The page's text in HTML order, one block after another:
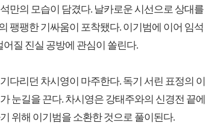
만의 모습이 담겼다. 날카로운 시선으로 상대를
팽팽한 기싸움이 포착됐다. 이기범에 이어 임석
질 진실 공방에 관심이 쏠린다.
다리던 차시영이 마주한다. 독기 서린 표정의 이
눈길을 끈다. 차시영은 강태주와의 신경전 끝에
위해 이기범을 소환한 것으로 풀이된다.